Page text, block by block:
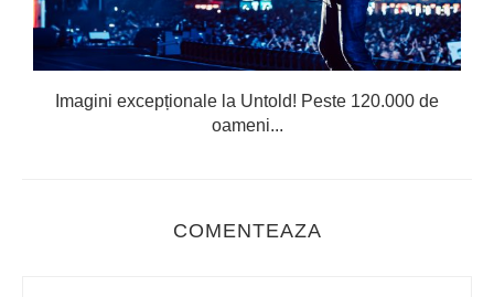
Imagini excepționale la Untold! Peste 120.000 de
oameni...
COMENTEAZA